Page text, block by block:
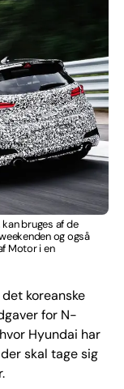
bruges af de
og også
Motor i en
koreanske
for N-
Hyundai har
skal tage sig